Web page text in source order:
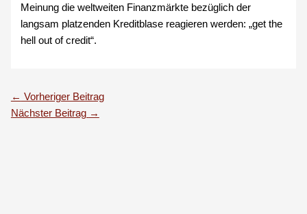
Meinung die weltweiten Finanzmärkte bezüglich der
langsam platzenden Kreditblase reagieren werden: „get the
hell out of credit“.
← Vorheriger Beitrag
Nächster Beitrag →